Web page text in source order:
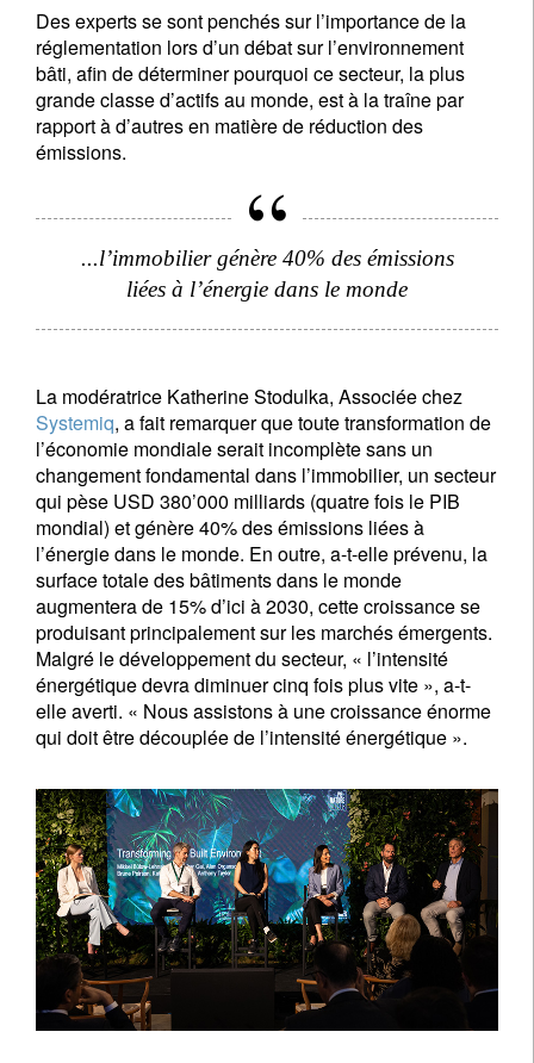
Des experts se sont penchés sur l’importance de la
réglementation lors d’un débat sur l’environnement
bâti, afin de déterminer pourquoi ce secteur, la plus
grande classe d’actifs au monde, est à la traîne par
rapport à d’autres en matière de réduction des
émissions.
...l’immobilier génère 40% des émissions
liées à l’énergie dans le monde
La modératrice Katherine Stodulka, Associée chez
Systemiq, a fait remarquer que toute transformation de
l’économie mondiale serait incomplète sans un
changement fondamental dans l’immobilier, un secteur
qui pèse USD 380’000 milliards (quatre fois le PIB
mondial) et génère 40% des émissions liées à
l’énergie dans le monde. En outre, a-t-elle prévenu, la
surface totale des bâtiments dans le monde
augmentera de 15% d’ici à 2030, cette croissance se
produisant principalement sur les marchés émergents.
Malgré le développement du secteur, « l’intensité
énergétique devra diminuer cinq fois plus vite », a-t-
elle averti. « Nous assistons à une croissance énorme
qui doit être découplée de l’intensité énergétique ».
S'inscrire à la newsletter
Email